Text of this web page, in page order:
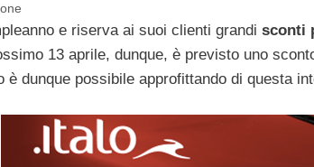
e riserva ai suoi clienti grandi sconti
13 aprile, dunque, è previsto uno
è dunque possibile approfittando di questa